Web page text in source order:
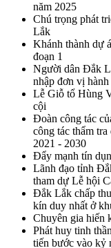
năm 2025
Chú trọng phát
Lắk
Khánh thành dự
đoạn 1
Người dân Đắk
nhập đơn vị
Lễ Giỗ tổ Hùng
cội
Đoàn công tác
công tác thẩm
2021 - 2030
Đẩy mạnh tín
Lãnh đạo tỉnh
tham dự Lễ hội
Đắk Lắk chấp
kín duy nhất ở
Chuyên gia hiến
Phát huy tinh
tiến bước vào kỷ